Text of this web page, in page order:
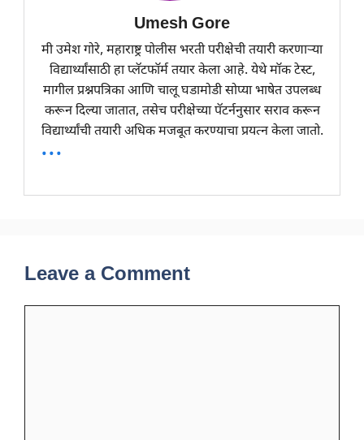
Umesh Gore
मी उमेश गोरे, महाराष्ट्र पोलीस भरती परीक्षेची तयारी करणाऱ्या
विद्यार्थ्यांसाठी हा प्लॅटफॉर्म तयार केला आहे. येथे मॉक टेस्ट,
मागील प्रश्नपत्रिका आणि चालू घडामोडी सोप्या भाषेत उपलब्ध
करून दिल्या जातात, तसेच परीक्षेच्या पॅटर्ननुसार सराव करून
विद्यार्थ्यांची तयारी अधिक मजबूत करण्याचा प्रयत्न केला जातो.
...
Leave a Comment